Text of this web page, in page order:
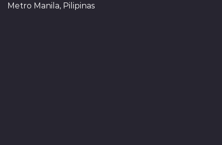
Metro Manila, Pilipinas